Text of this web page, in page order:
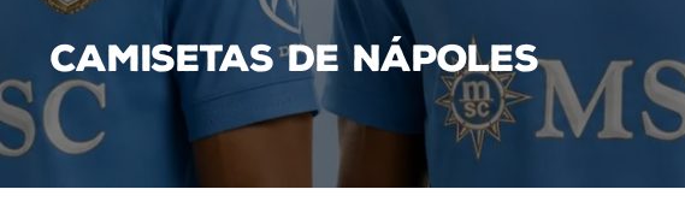
CAMISETAS DE NÁPOLES